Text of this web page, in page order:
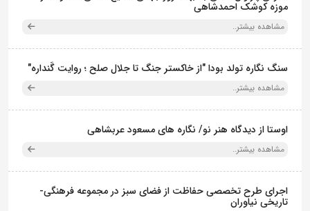
موزه کوشک احمدشاهی
مشاهده بیشتر..
سنگ نگاره تولد بودا "از خاکستر جنگ تا جلال صلح ؛ روایت گَنداره"
مشاهده بیشتر..
اوستا از دیدگاه هنر نو/ نگاره های مسعود عربشاهی
مشاهده بیشتر..
اجرای طرح تخصصی حفاظت از فضای سبز در مجموعه فرهنگی-
تاریخی نیاوران